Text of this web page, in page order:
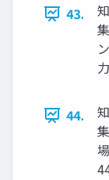
43.
44.